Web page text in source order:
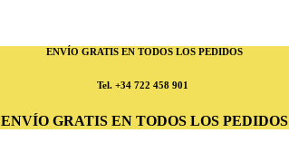
ENVÍO GRATIS EN TODOS LOS PEDIDOS
Tel. +34 722 458 901
ENVÍO GRATIS EN TODOS LOS PEDIDOS